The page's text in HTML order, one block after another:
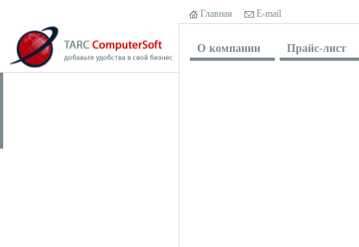
Главная E-mail
О компании Прайс-лист